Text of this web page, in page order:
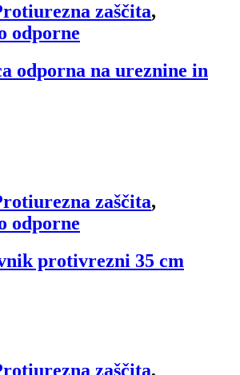
zaščita,
odporne
odporna na ureznine in
zaščita,
odporne
protivrezni 35 cm
zaščita,